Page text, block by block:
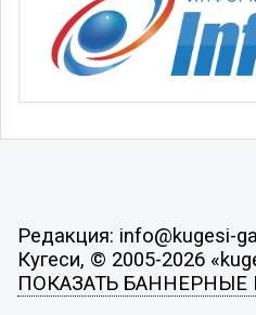
Редакция: info@kugesi-
Кугеси, © 2005-2026
ПОКАЗАТЬ БАННЕРНЫЕ